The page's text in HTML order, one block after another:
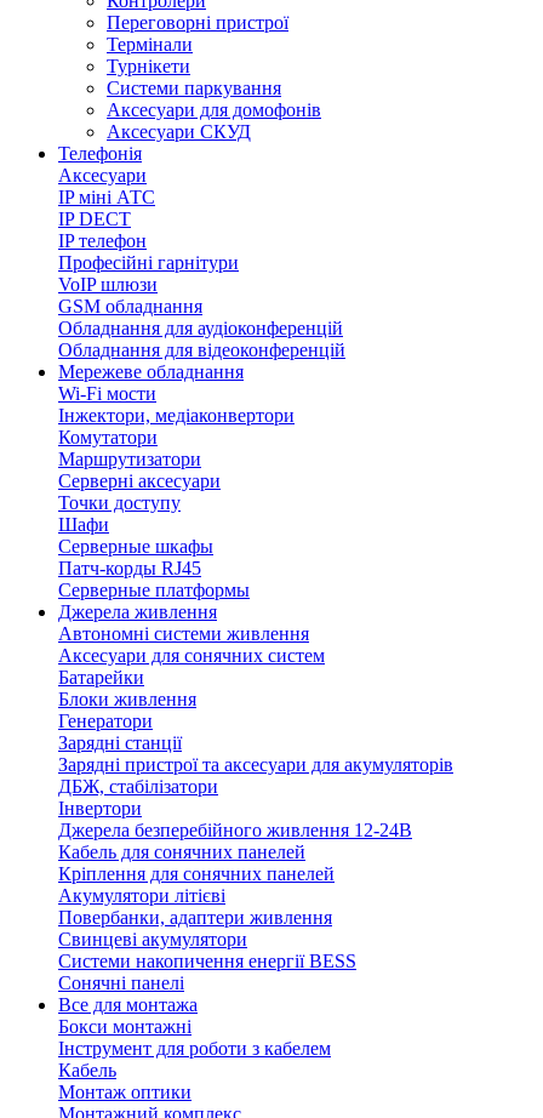
Переговорні пристрої
Термінали
Турнікети
Системи паркування
Аксесуари для домофонів
Аксесуари СКУД
Телефонія
Аксесуари
IP міні АТС
IP DECT
IP телефон
Професійні гарнітури
VoIP шлюзи
GSM обладнання
Обладнання для аудіоконференцій
Обладнання для відеоконференцій
Мережеве обладнання
Wi-Fi мости
Інжектори, медіаконвертори
Комутатори
Маршрутизатори
Серверні аксесуари
Точки доступу
Шафи
Серверные шкафы
Патч-корды RJ45
Серверные платформы
Джерела живлення
Автономні системи живлення
Аксесуари для сонячних систем
Батарейки
Блоки живлення
Генератори
Зарядні станції
Зарядні пристрої та аксесуари для акумуляторів
ДБЖ, стабілізатори
Інвертори
Джерела безперебійного живлення 12-24В
Кабель для сонячних панелей
Кріплення для сонячних панелей
Акумулятори літієві
Повербанки, адаптери живлення
Свинцеві акумулятори
Системи накопичення енергії BESS
Сонячні панелі
Все для монтажа
Бокси монтажні
Інструмент для роботи з кабелем
Кабель
Монтаж оптики
Монтажний комплекс